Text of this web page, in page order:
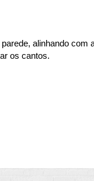
alinhando com
os cantos.